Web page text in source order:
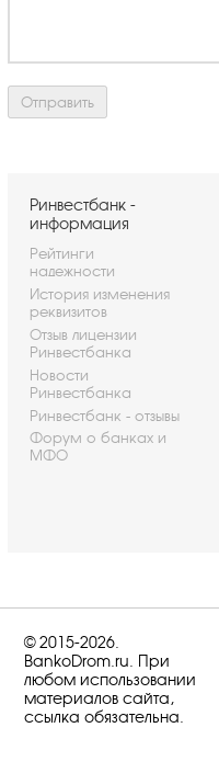
Ринвестбанк -
информация
Рейтинги
надежности
История изменения
реквизитов
Отзыв лицензии
Ринвестбанка
Новости
Ринвестбанка
Ринвестбанк - отзывы
Форум о банках и
МФО
© 2015-2026.
BankoDrom.ru. При
любом использовании
материалов сайта,
ссылка обязательна.